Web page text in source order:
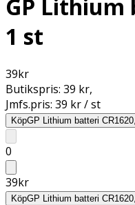
GP Lithium
1 st
39kr
Butikspris: 39 kr,
Jmfs.pris: 39 kr / st
KöpGP Lithium batteri
0
39kr
KöpGP Lithium batteri